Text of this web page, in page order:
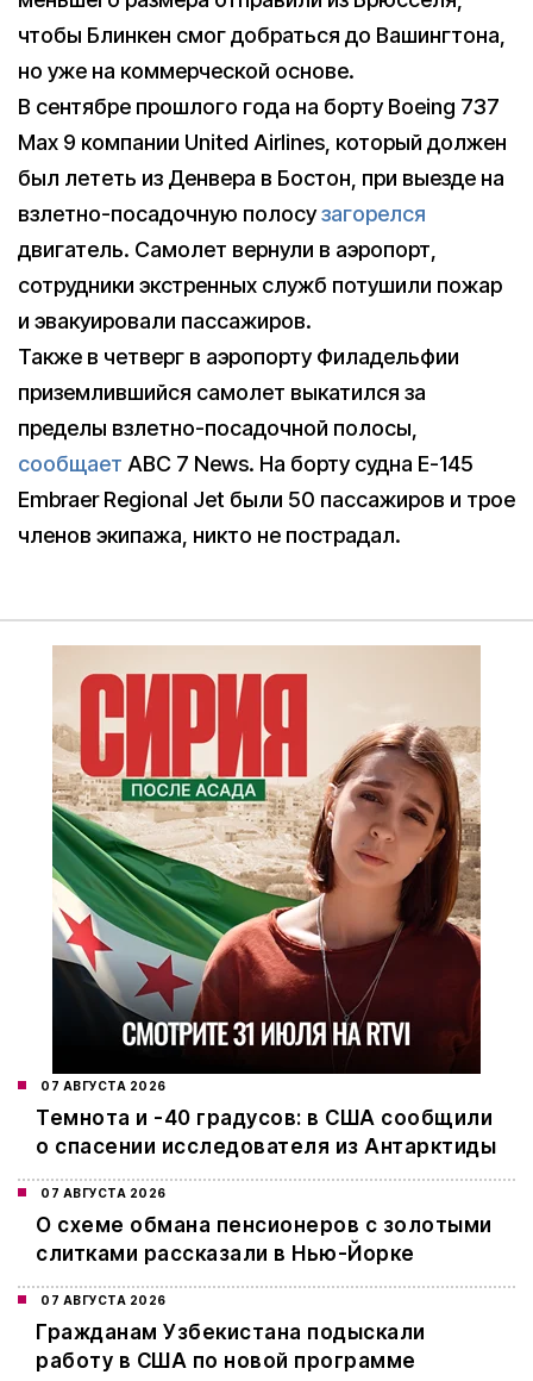
чтобы Блинкен смог добраться до Вашингтона,
но уже на коммерческой основе.
В сентябре прошлого года на борту Boeing 737
Max 9 компании United Airlines, который должен
был лететь из Денвера в Бостон, при выезде на
взлетно-посадочную полосузагорелся
двигатель. Самолет вернули в аэропорт,
сотрудники экстренных служб потушили пожар
и эвакуировали пассажиров.
Также в четверг в аэропорту Филадельфии
приземлившийся самолет выкатился за
пределы взлетно-посадочной полосы,
сообщает ABC 7 News. На борту судна E-145
Embraer Regional Jet были 50 пассажиров и трое
членов экипажа, никто не пострадал.
07 АВГУСТА 2026
Темнота и -40 градусов: в США сообщили
о спасении исследователя из Антарктиды
07 АВГУСТА 2026
О схеме обмана пенсионеров с золотыми
слитками рассказали в Нью-Йорке
07 АВГУСТА 2026
Гражданам Узбекистана подыскали
работу в США по новой программе